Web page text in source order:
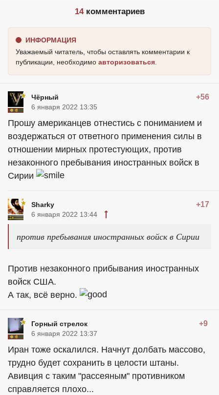
14комментариев
ИНФОРМАЦИЯ
Уважаемый читатель, чтобы оставлять комментарии к
публикации, необходимо авторизоваться
Чёрный +56
6 января 2022 13:35
Прошу американцев отнестись с пониманием и
воздержаться от ответного применения силы в
отношении мирных протестующих, против
незаконного пребывания иностранных войск в
Сирии
Sharky +17
6 января 2022 13:44
против пребывания иностранных войск в Сирии
Против незаконного прибывания иностранных
войск США.
А так, всё верно.
Горный стрелок +9
6 января 2022 13:37
Иран тоже оскалился. Начнут долбать массово,
трудно будет сохранить в целости штаны.
Авивция с таким "рассеяным" противником
справляется плохо...